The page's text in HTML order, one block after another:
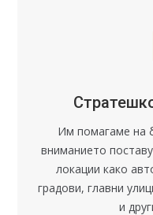
Им помагаме на
вниманието
локации како
градови, главни
и